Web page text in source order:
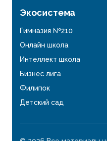
Экосистема
Гимназия №210
Онлайн школа
Интеллект школа
Бизнес лига
Филипок
Детский сад